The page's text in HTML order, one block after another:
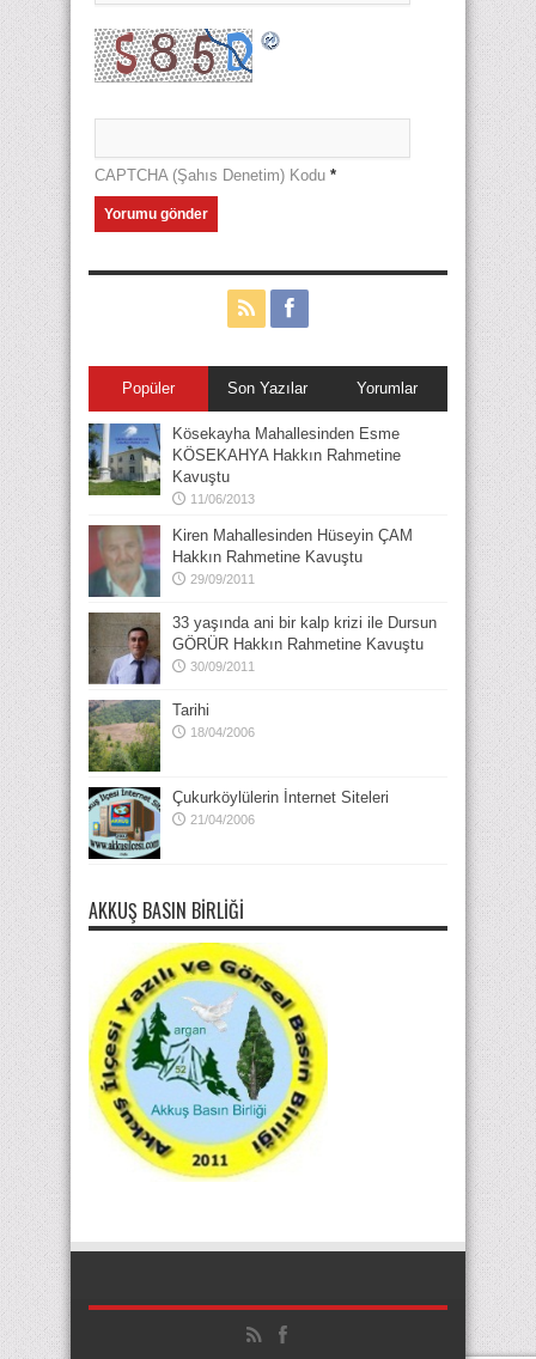
CAPTCHA (Şahıs Denetim) Kodu *
Popüler Son Yazılar Yorumlar
Kösekayha Mahallesinden Esme
KÖSEKAHYA Hakkın Rahmetine
Kavuştu
11/06/2013
Kiren Mahallesinden Hüseyin ÇAM
Hakkın Rahmetine Kavuştu
29/09/2011
33 yaşında ani bir kalp krizi ile Dursun
GÖRÜR Hakkın Rahmetine Kavuştu
30/09/2011
Tarihi
18/04/2006
Çukurköylülerin İnternet Siteleri
21/04/2006
AKKUŞ BASIN BIRLIĞI